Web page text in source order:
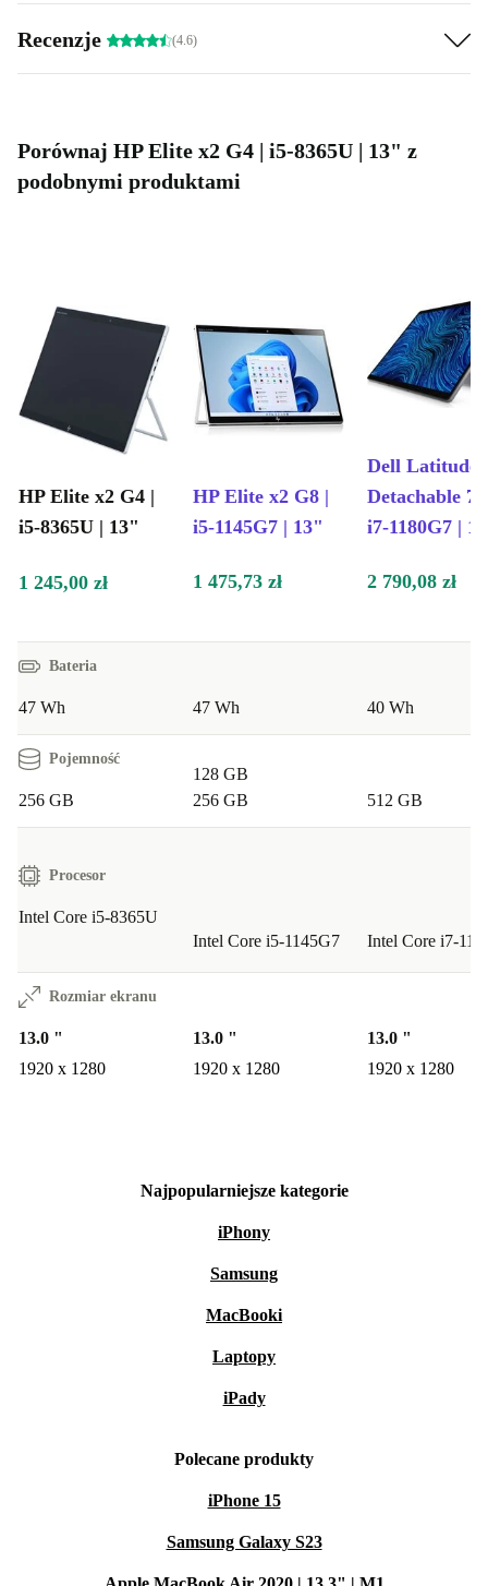
Recenzje (4.6)
Porównaj HP Elite x2 G4 | i5-8365U | 13" z
podobnymi produktami
HP Elite x2 G4 |
i5-8365U | 13"
HP Elite x2 G8 |
i5-1145G7 | 13"
Dell Latitude
Detachable
i7-1180G7 |
1 245,00 zł 1 475,73 zł 2 790,08 zł
Bateria
47 Wh 47 Wh 40 Wh
Pojemność
256 GB
128 GB
256 GB
512 GB
Procesor
Intel Core i5-8365U
Intel Core i5-1145G7
Intel Core i7-
Rozmiar ekranu
13.0 "
1920 x 1280
13.0 "
1920 x 1280
13.0 "
1920 x 1280
Najpopularniejsze kategorie
iPhony
Samsung
MacBooki
Laptopy
iPady
Polecane produkty
iPhone 15
Samsung Galaxy S23